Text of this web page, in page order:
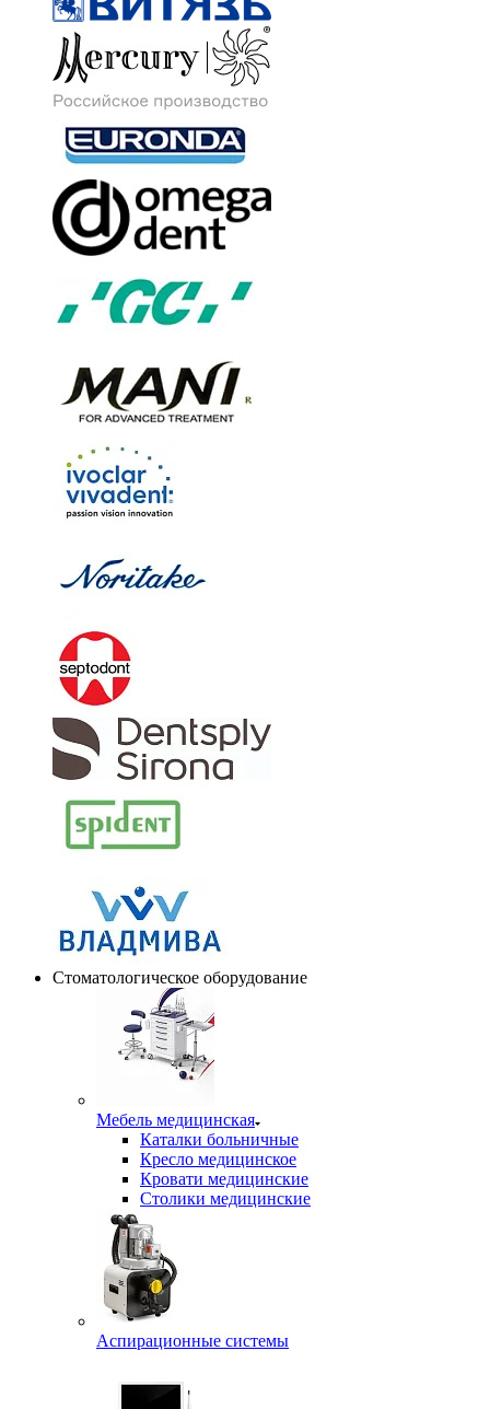
Стоматологическое оборудование
Мебель медицинская
Каталки больничные
Кресло медицинское
Кровати медицинские
Столики медицинские
Аспирационные системы